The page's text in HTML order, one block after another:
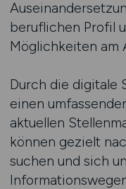
beruflichen Profil
Möglichkeiten am
Durch die digitale
einen
aktuellen
können gezielt
suchen und sich